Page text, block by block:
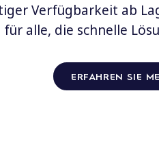
Verfügbarkeit ab
für alle, die schnelle
ERFAHREN SIE